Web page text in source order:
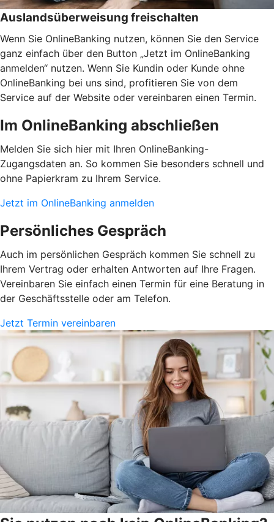
Auslandsüberweisung freischalten
Wenn Sie OnlineBanking nutzen, können Sie den Service
ganz einfach über den Button „Jetzt im OnlineBanking
anmelden“ nutzen. Wenn Sie Kundin oder Kunde ohne
OnlineBanking bei uns sind, profitieren Sie von dem
Service auf der Website oder vereinbaren einen Termin.
Im OnlineBanking abschließen
Melden Sie sich hier mit Ihren OnlineBanking-
Zugangsdaten an. So kommen Sie besonders schnell und
ohne Papierkram zu Ihrem Service.
Jetzt im OnlineBanking anmelden
Persönliches Gespräch
Auch im persönlichen Gespräch kommen Sie schnell zu
Ihrem Vertrag oder erhalten Antworten auf Ihre Fragen.
Vereinbaren Sie einfach einen Termin für eine Beratung in
der Geschäftsstelle oder am Telefon.
Jetzt Termin vereinbaren